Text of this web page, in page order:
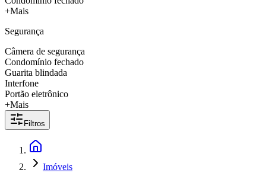
+Mais
Segurança
Câmera de segurança
Condomínio fechado
Guarita blindada
Interfone
Portão eletrônico
+Mais
Filtros
Imóveis